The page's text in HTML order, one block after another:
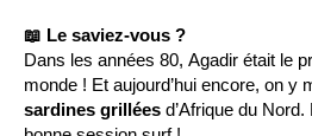
📖 Le saviez-vous ?
Dans les années 80, Agadir était le
monde ! Et aujourd’hui encore, on y
sardines grillées d’Afrique du